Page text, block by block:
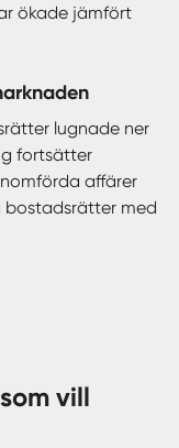
ökade jämfört
lugnade ner
fortsätter
affärer
bostadsrätter med
vill